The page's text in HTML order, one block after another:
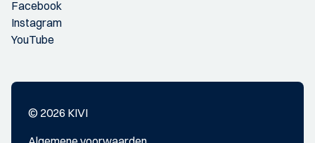
Facebook
Instagram
YouTube
© 2026 KIVI